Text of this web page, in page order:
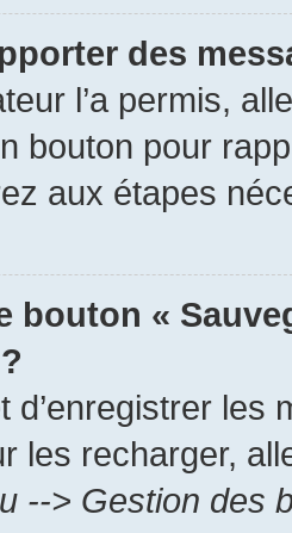
des
l’a permis,
bouton pour
aux étapes
bouton «
d’enregistrer
les recharger,
--> Gestion des